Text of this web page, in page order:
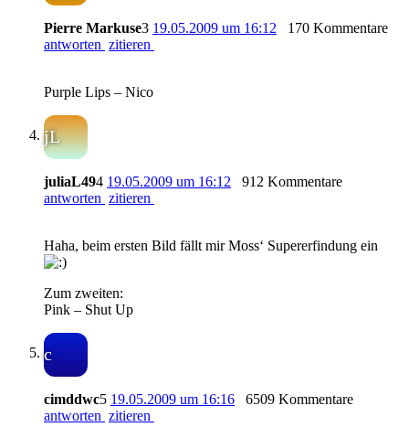
Pierre Markuse3 19.05.2009 um 16:12
170 Kommentare
antworten zitieren
Purple Lips – Nico
jL
juliaL494 19.05.2009 um 16:12
912 Kommentare
antworten zitieren
Haha, beim ersten Bild fällt mir Moss‘ Supererfindung ein
Zum zweiten:
Pink – Shut Up
c
cimddwc5 19.05.2009 um 16:16
6509 Kommentare
antworten zitieren